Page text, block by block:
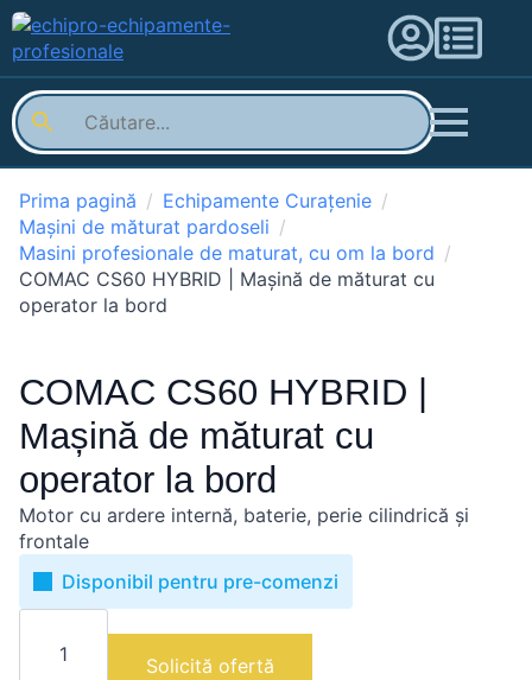
Prima pagină
Echipamente Curațenie
Mașini de măturat pardoseli
Masini profesionale de maturat, cu om la bord
COMAC CS60 HYBRID | Mașină de măturat cu
operator la bord
COMAC CS60 HYBRID |
Mașină de măturat cu
operator la bord
Motor cu ardere internă, baterie, perie cilindrică și
frontale
Disponibil pentru pre-comenzi
Cantitate
CS60
Solicită ofertă